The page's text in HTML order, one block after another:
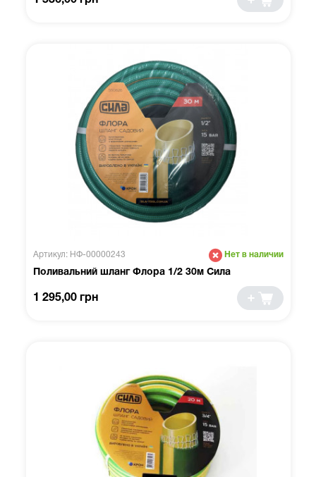
Артикул: НФ-00000243 Нет в наличии
Поливальний шланг Флора 1/2 30м Сила
1 295,00 грн